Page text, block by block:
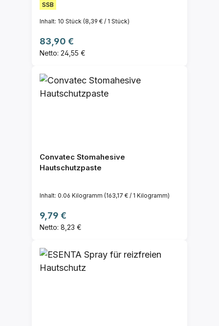
SSB
Inhalt: 10 Stück (8,39 € / 1 Stück)
Regulärer Preis:
83,90 €
Netto: 24,55 €
Convatec Stomahesive
Hautschutzpaste
Inhalt: 0.06 Kilogramm (163,17 € / 1 Kilogramm)
Regulärer Preis:
9,79 €
Netto: 8,23 €